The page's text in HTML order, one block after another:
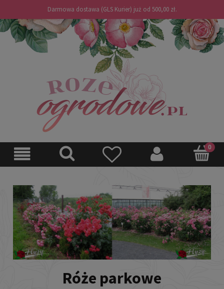
Darmowa dostawa (GLS Kurier) już od 500,00 zł.
Róże parkowe